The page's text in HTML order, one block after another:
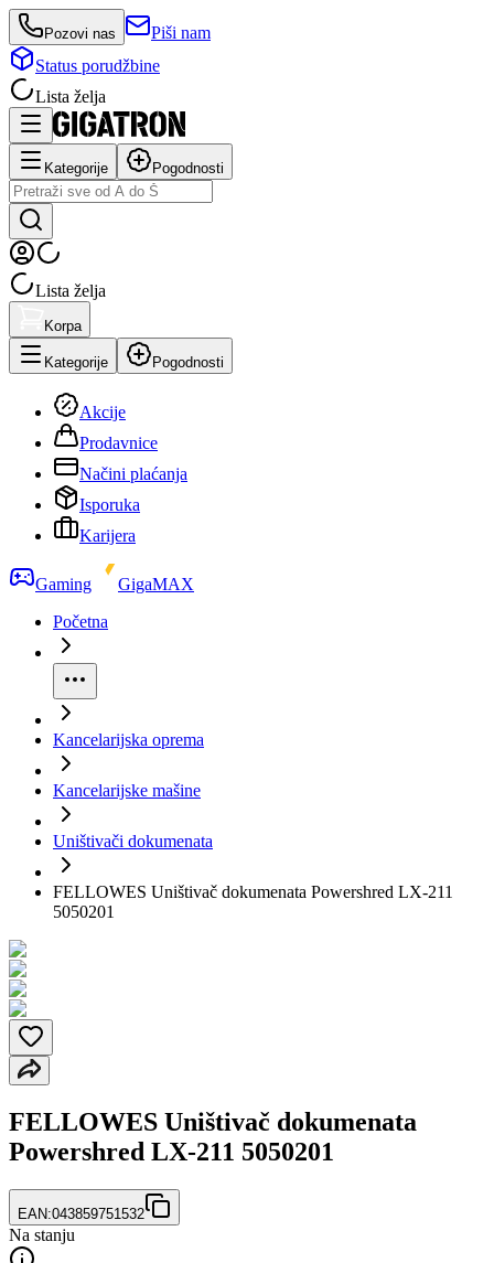
Pozovi nas
Piši nam
Status porudžbine
Lista želja
Kategorije Pogodnosti
Lista želja
Korpa
Kategorije Pogodnosti
Akcije
Prodavnice
Načini plaćanja
Isporuka
Karijera
Gaming
GigaMAX
Početna
Kancelarijska oprema
Kancelarijske mašine
Uništivači dokumenata
FELLOWES Uništivač dokumenata Powershred LX-211
5050201
FELLOWES Uništivač dokumenata
Powershred LX-211 5050201
EAN:043859751532
Na stanju